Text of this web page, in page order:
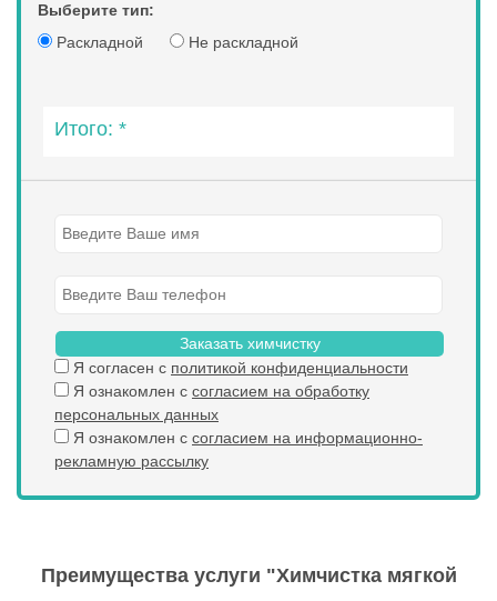
Выберите тип:
Раскладной
Не раскладной
Итого: *
Заказать химчистку
Я согласен с политикой конфиденциальности
Я ознакомлен с согласием на обработку
персональных данных
Я ознакомлен с согласием на информационно-
рекламную рассылку
Преимущества услуги "Химчистка мягкой